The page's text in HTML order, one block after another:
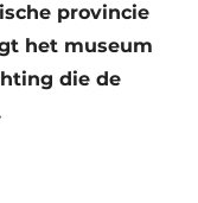
provincie
het museum
die de